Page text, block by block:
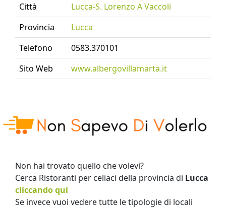
Città
Lucca-S. Lorenzo A Vaccoli
Provincia
Lucca
Telefono
0583.370101
Sito Web
www.albergovillamarta.it
Non hai trovato quello che volevi?
Cerca Ristoranti per celiaci della provincia di Lucca
cliccando qui
Se invece vuoi vedere tutte le tipologie di locali